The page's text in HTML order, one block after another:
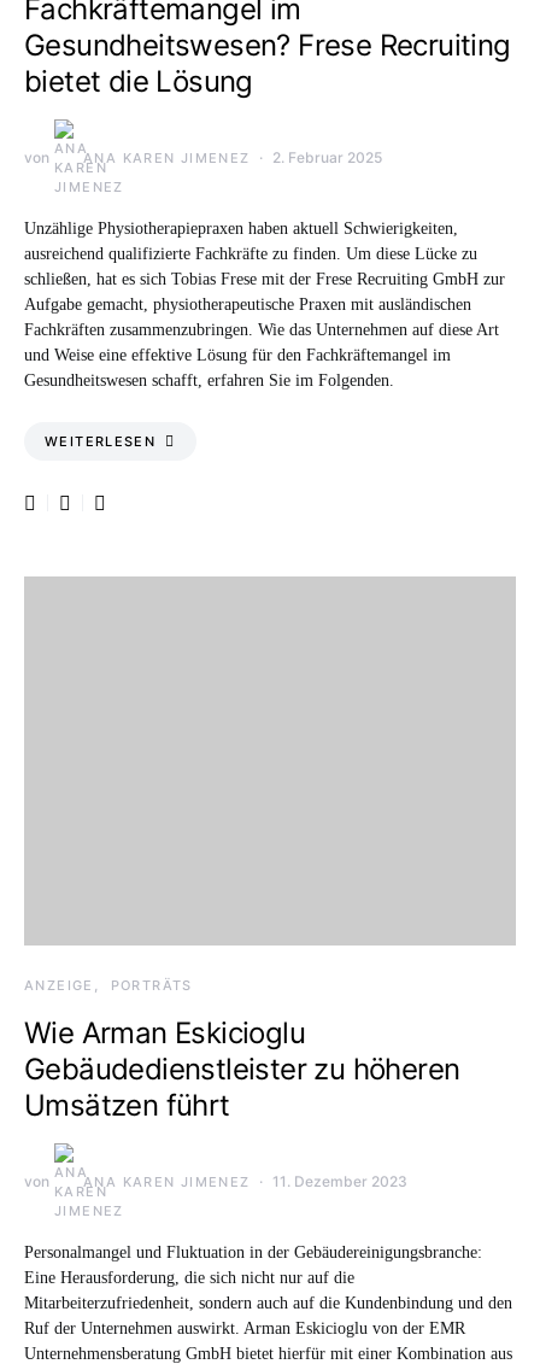
Fachkräftemangel im
Gesundheitswesen? Frese Recruiting
bietet die Lösung
von ANA KAREN JIMENEZ 2. Februar 2025
Unzählige Physiotherapiepraxen haben aktuell Schwierigkeiten,
ausreichend qualifizierte Fachkräfte zu finden. Um diese Lücke zu
schließen, hat es sich Tobias Frese mit der Frese Recruiting GmbH zur
Aufgabe gemacht, physiotherapeutische Praxen mit ausländischen
Fachkräften zusammenzubringen. Wie das Unternehmen auf diese Art
und Weise eine effektive Lösung für den Fachkräftemangel im
Gesundheitswesen schafft, erfahren Sie im Folgenden.
WEITERLESEN
ANZEIGE PORTRÄTS
Wie Arman Eskicioglu
Gebäudedienstleister zu höheren
Umsätzen führt
von ANA KAREN JIMENEZ 11. Dezember 2023
Personalmangel und Fluktuation in der Gebäudereinigungsbranche:
Eine Herausforderung, die sich nicht nur auf die
Mitarbeiterzufriedenheit, sondern auch auf die Kundenbindung und den
Ruf der Unternehmen auswirkt. Arman Eskicioglu von der EMR
Unternehmensberatung GmbH bietet hierfür mit einer Kombination aus